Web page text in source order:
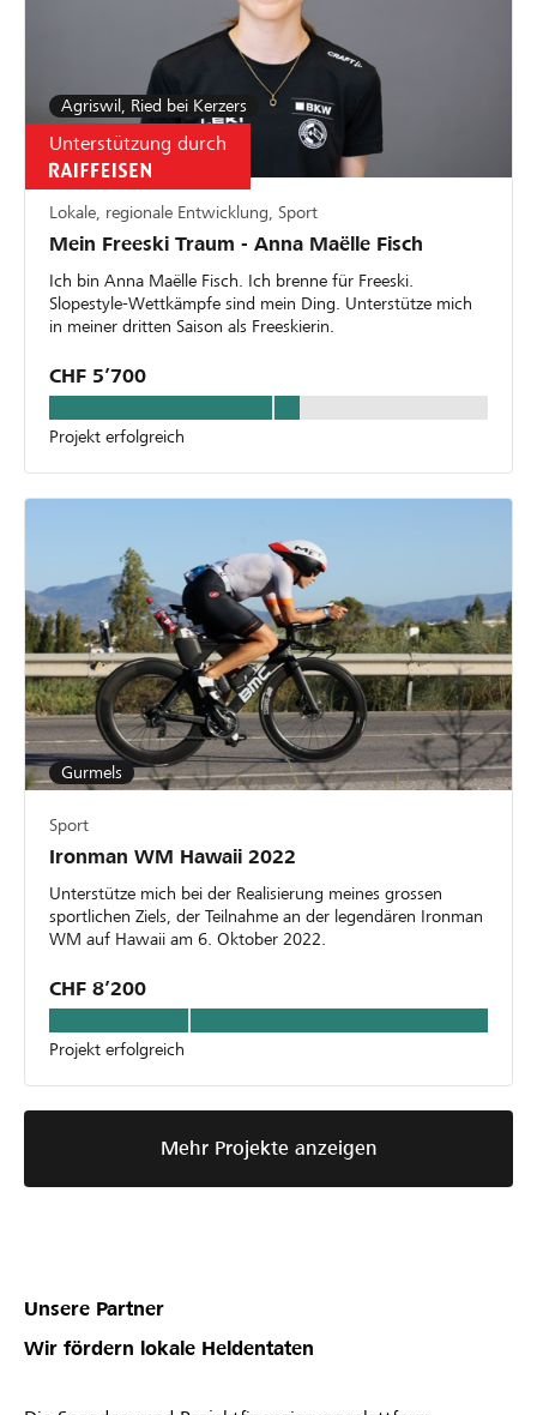
Agriswil, Ried bei Kerzers
Unterstützung durch
Lokale, regionale Entwicklung, Sport
Mein Freeski Traum - Anna Maëlle Fisch
Ich bin Anna Maëlle Fisch. Ich brenne für Freeski.
Slopestyle-Wettkämpfe sind mein Ding. Unterstütze mich
in meiner dritten Saison als Freeskierin.
CHF 5’700
Projekt erfolgreich
Gurmels
Sport
Ironman WM Hawaii 2022
Unterstütze mich bei der Realisierung meines grossen
sportlichen Ziels, der Teilnahme an der legendären Ironman
WM auf Hawaii am 6. Oktober 2022.
CHF 8’200
Projekt erfolgreich
Mehr Projekte anzeigen
Unsere Partner
Wir fördern lokale Heldentaten